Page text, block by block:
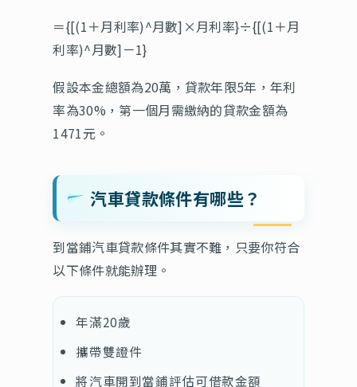
＝{[(1＋月利率)^月數]×月利率}÷{[(1＋月
利率)^月數]－1}
假設本金總額為20萬，貸款年限5年，年利
率為30%，第一個月需繳納的貸款金額為
1471元。
汽車貸款條件有哪些？
到當鋪汽車貸款條件其實不難，只要你符合
以下條件就能辦理。
年滿20歲
攜帶雙證件
將汽車開到當鋪評估可借款金額